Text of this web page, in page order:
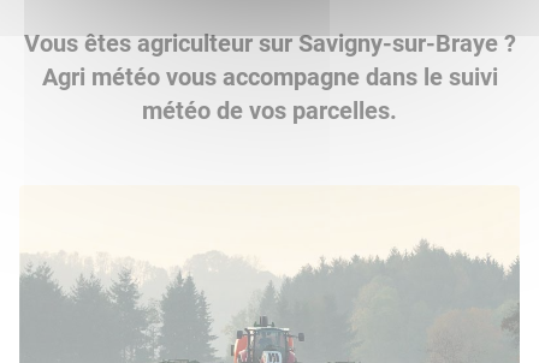
Vous êtes agriculteur sur Savigny-sur-Braye ?
Agri météo vous accompagne dans le suivi
météo de vos parcelles.